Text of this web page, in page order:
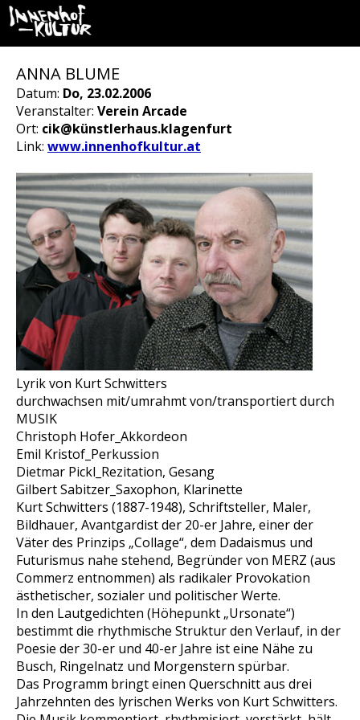
ANNA BLUME
Datum: Do, 23.02.2006
Veranstalter: Verein Arcade
Ort: cik@künstlerhaus.klagenfurt
Link: www.innenhofkultur.at
Lyrik von Kurt Schwitters
durchwachsen mit/umrahmt von/transportiert durch
MUSIK
Christoph Hofer_Akkordeon
Emil Kristof_Perkussion
Dietmar Pickl_Rezitation, Gesang
Gilbert Sabitzer_Saxophon, Klarinette
Kurt Schwitters (1887-1948), Schriftsteller, Maler,
Bildhauer, Avantgardist der 20-er Jahre, einer der
Väter des Prinzips „Collage“, dem Dadaismus und
Futurismus nahe stehend, Begründer von MERZ (aus
Commerz entnommen) als radikaler Provokation
ästhetischer, sozialer und politischer Werte.
In den Lautgedichten (Höhepunkt „Ursonate“)
bestimmt die rhythmische Struktur den Verlauf, in der
Poesie der 30-er und 40-er Jahre ist eine Nähe zu
Busch, Ringelnatz und Morgenstern spürbar.
Das Programm bringt einen Querschnitt aus drei
Jahrzehnten des lyrischen Werks von Kurt Schwitters.